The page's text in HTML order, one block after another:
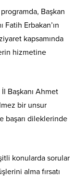
Başkan
Erbakan’ın
kapsamında
hizmetine
Başkanı Ahmet
bir unsur
başarı dileklerinde
konularda sorular
alma fırsatı